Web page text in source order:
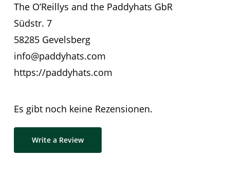
The O’Reillys and the Paddyhats GbR
Südstr. 7
58285 Gevelsberg
info@paddyhats.com
https://paddyhats.com
Es gibt noch keine Rezensionen.
Write a Review